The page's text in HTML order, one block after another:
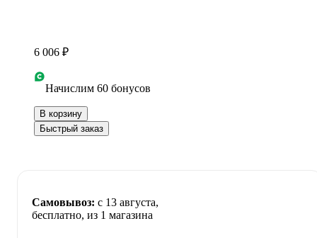
6 006 ₽
Начислим 60 бонусов
В корзину
Быстрый заказ
Самовывоз: c 13 августа,
бесплатно, из 1 магазина